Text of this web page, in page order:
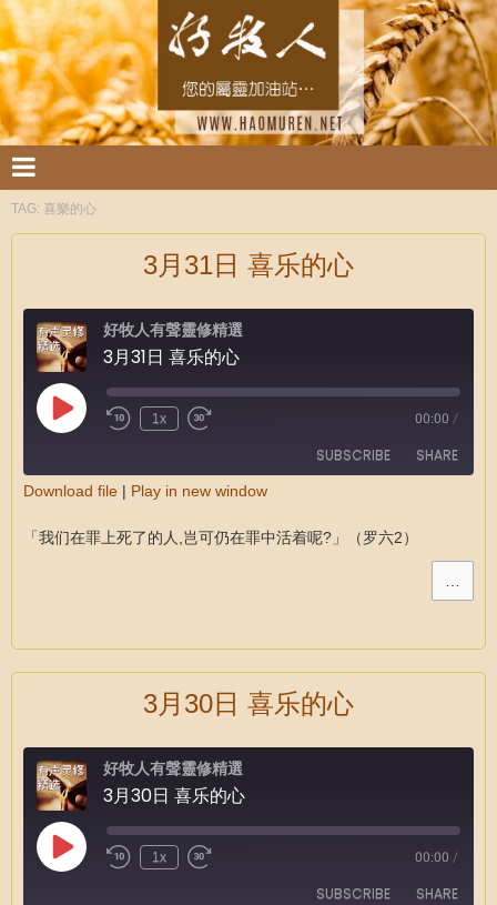
TAG: 喜樂的心
3月31日 喜乐的心
好牧人有聲靈修精選
3月31日 喜乐的心
1x 00:00 /
SUBSCRIBE SHARE
RSS FEED
Download file | Play in new window
「我们在罪上死了的人,岂可仍在罪中活着呢?」（罗六2）
…
3月30日 喜乐的心
好牧人有聲靈修精選
3月30日 喜乐的心
1x 00:00 /
SUBSCRIBE SHARE